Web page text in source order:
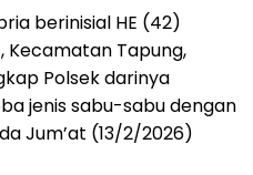
berinisial HE (42)
Kecamatan Tapung,
Polsek darinya
jenis sabu-sabu dengan
Jum’at (13/2/2026)